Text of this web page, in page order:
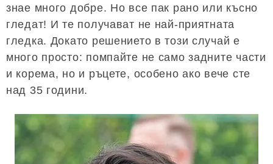
знае много добре. Но все пак рано или късно
гледат! И те получават не най-приятната
гледка. Докато решението в този случай е
много просто: помпайте не само задните части
и корема, но и ръцете, особено ако вече сте
над 35 години.